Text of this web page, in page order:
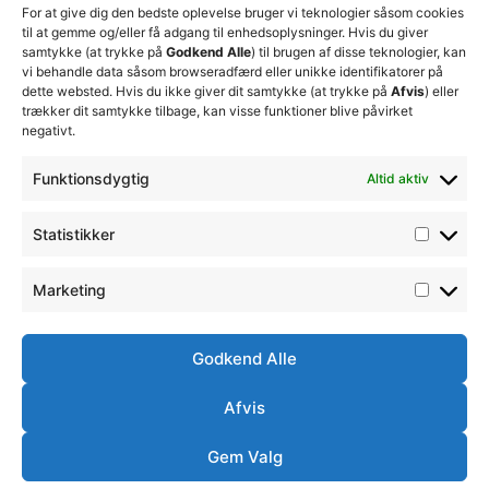
For at give dig den bedste oplevelse bruger vi teknologier såsom cookies
til at gemme og/eller få adgang til enhedsoplysninger. Hvis du giver
samtykke (at trykke på Godkend Alle) til brugen af disse teknologier, kan
vi behandle data såsom browseradfærd eller unikke identifikatorer på
dette websted. Hvis du ikke giver dit samtykke (at trykke på Afvis) eller
trækker dit samtykke tilbage, kan visse funktioner blive påvirket
negativt.
Funktionsdygtig Altid aktiv
Statistikker
Marketing
Godkend Alle
Afvis
Gem Valg
99 19
19
Trænerteamet
Erhverv
Club 500
for at
sikre
klubbens
fremtid
15. juli 2026
𝘀𝗽𝗶𝗹𝗹𝗲𝗿
17. april 2026
Velkommen
til Emilie
7. februar
Thisted
2026
HandelsbetingelserOrdensreglement